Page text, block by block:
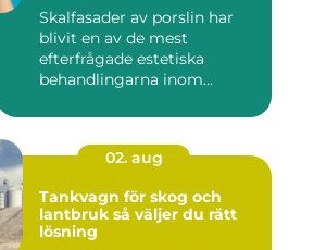
Skalfasader av porslin har
blivit en av de mest
efterfrågade estetiska
behandlingarna inom
02. aug
Tankvagn för skog och
lantbruk så väljer du rätt
lösning